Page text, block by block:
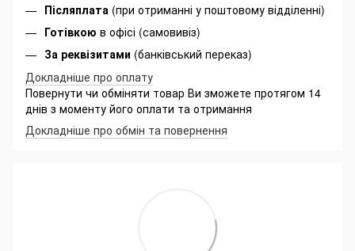
Післяплата (при отриманні у поштовому відділенні)
Готівкою в офісі (самовивіз)
За реквізитами (банківський переказ)
Докладніше про оплату
Повернути чи обміняти товар Ви зможете протягом 14
днів з моменту його оплати та отримання
Докладніше про обмін та повернення